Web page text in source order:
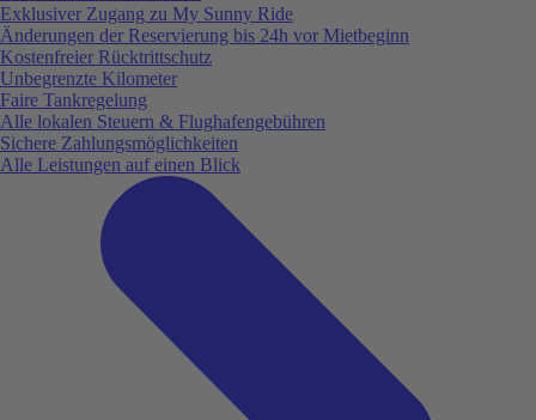
Exklusiver Zugang zu My Sunny Ride
Änderungen der Reservierung bis 24h vor Mietbeginn
Kostenfreier Rücktrittschutz
Unbegrenzte Kilometer
Faire Tankregelung
Alle lokalen Steuern & Flughafengebühren
Sichere Zahlungsmöglichkeiten
Alle Leistungen auf einen Blick